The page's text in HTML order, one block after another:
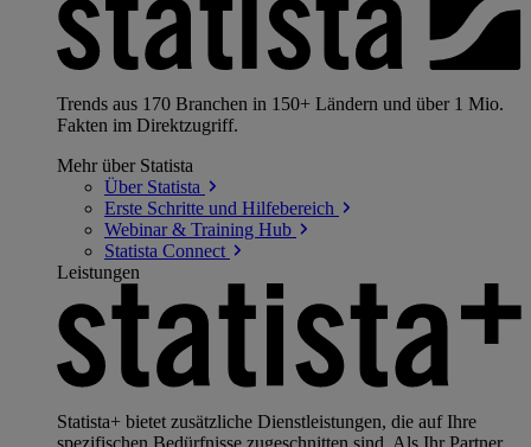
Trends aus 170 Branchen in 150+ Ländern und über 1 Mio.
Fakten im Direktzugriff.
Mehr über Statista
Über Statista
Erste Schritte und Hilfebereich
Webinar & Training Hub
Statista Connect
Leistungen
Statista+ bietet zusätzliche Dienstleistungen, die auf Ihre
spezifischen Bedürfnisse zugeschnitten sind. Als Ihr Partner